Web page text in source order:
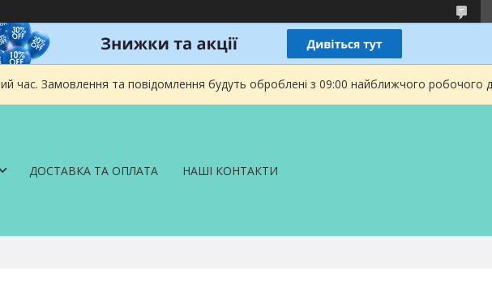
час. Замовлення та повідомлення будуть оброблені з 09:00 найближчого робочого
ДОСТАВКА ТА ОПЛАТА НАШІ КОНТАКТИ